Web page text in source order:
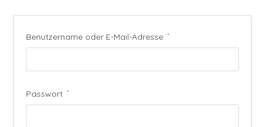
Benutzername oder E-Mail-Adresse *Erforderlich
Passwort *Erforderlich